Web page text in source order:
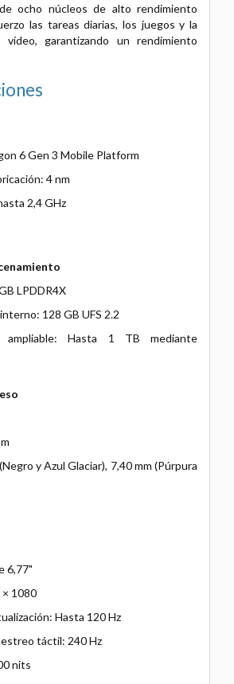
ocho núcleos de alto rendimiento
las tareas diarias, los juegos y la
vídeo, garantizando un rendimiento
6 Gen 3 Mobile Platform
4 nm
2,4 GHz
LPDDR4X
128 GB UFS 2.2
ampliable: Hasta 1 TB mediante
y Azul Glaciar), 7,40 mm (Púrpura
6,77"
× 1080
Hasta 120 Hz
táctil: 240 Hz
nits